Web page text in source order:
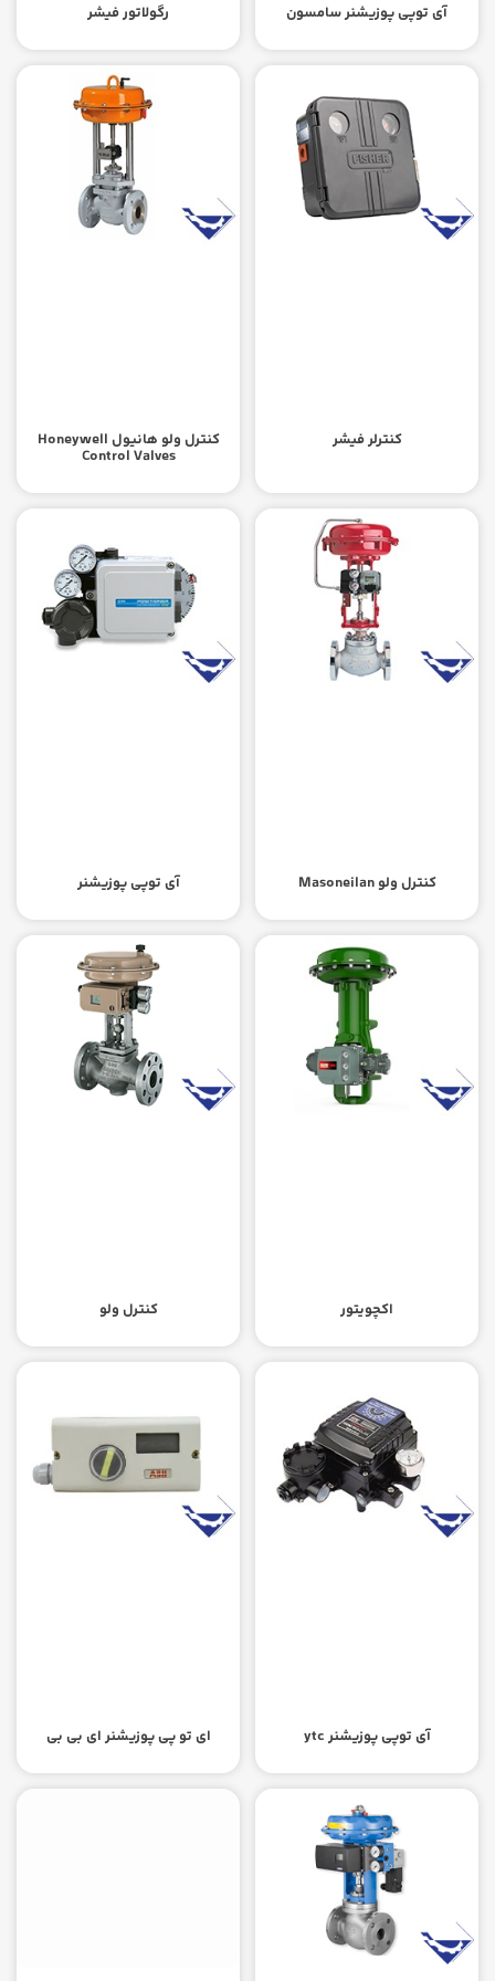
آی توپی پوزیشنر سامسون رگولاتور فیشر
کنترلر فیشر کنترل ولو هانیول Honeywell
Control Valves
کنترل ولو Masoneilan آی توپی پوزیشنر
اکچویتور کنترل ولو
آی توپی پوزیشنر ytc ای تو پی پوزیشنر ای بی بی